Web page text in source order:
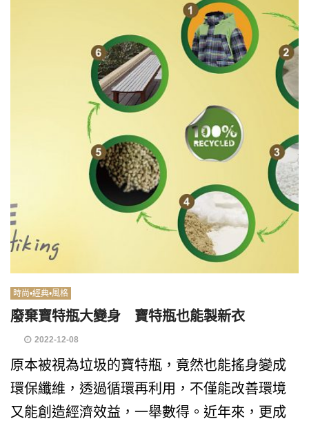
時尚•經典•風格
廢棄寶特瓶大變身 寶特瓶也能製新衣
2022-12-08
原本被視為垃圾的寶特瓶，竟然也能搖身變成
環保纖維，透過循環再利用，不僅能改善環境
又能創造經濟效益，一舉數得。近年來，更成